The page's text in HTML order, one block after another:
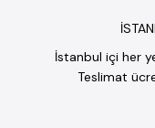
İstanbul içi her
Teslimat